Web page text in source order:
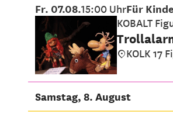
Fr. 07.08.15:00 UhrFür
KOBALT
KOLK 17
Samstag, 8. August